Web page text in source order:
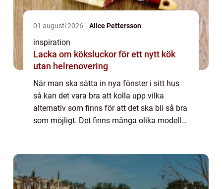
01 augusti 2026 Alice Pettersson
inspiration
Lacka om köksluckor för ett nytt kök
utan helrenovering
När man ska sätta in nya fönster i sitt hus
så kan det vara bra att kolla upp vilka
alternativ som finns för att det ska bli så bra
som möjligt. Det finns många olika modeller